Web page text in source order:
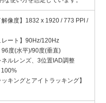
解像度】1832 x 1920 / 773 PPI /
レート】90Hz/120Hz
96度(水平)/90度(垂直)
ネルレンズ、3位置IAD調整
100%
ッキングとアイトラッキング】